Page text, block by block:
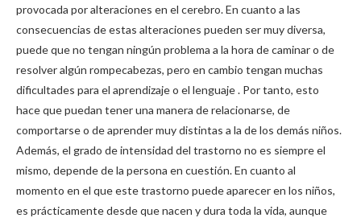
provocada por alteraciones en el cerebro. En cuanto a las
consecuencias de estas alteraciones pueden ser muy diversa,
puede que no tengan ningún problema a la hora de caminar o de
resolver algún rompecabezas, pero en cambio tengan muchas
dificultades para el aprendizaje o el lenguaje . Por tanto, esto
hace que puedan tener una manera de relacionarse, de
comportarse o de aprender muy distintas a la de los demás niños.
Además, el grado de intensidad del trastorno no es siempre el
mismo, depende de la persona en cuestión. En cuanto al
momento en el que este trastorno puede aparecer en los niños,
es prácticamente desde que nacen y dura toda la vida, aunque